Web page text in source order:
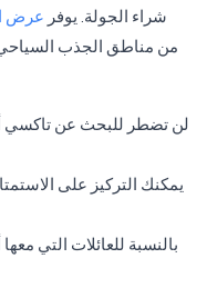
شراء الجولة. يوفر عرض
من مناطق الجذب السياحي